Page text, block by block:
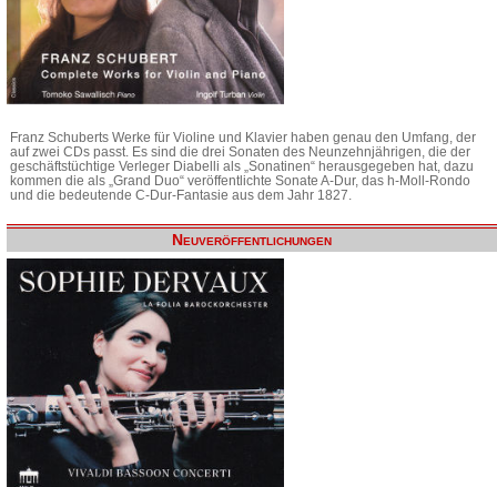
Franz Schuberts Werke für Violine und Klavier haben genau den Umfang, der
auf zwei CDs passt. Es sind die drei Sonaten des Neunzehnjährigen, die der
geschäftstüchtige Verleger Diabelli als „Sonatinen“ herausgegeben hat, dazu
kommen die als „Grand Duo“ veröffentlichte Sonate A-Dur, das h-Moll-Rondo
und die bedeutende C-Dur-Fantasie aus dem Jahr 1827.
Neuveröffentlichungen